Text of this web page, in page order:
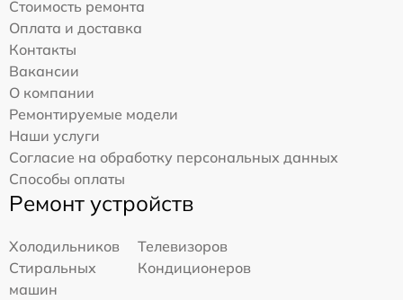
Стоимость ремонта
Оплата и доставка
Контакты
Вакансии
О компании
Ремонтируемые модели
Наши услуги
Согласие на обработку персональных данных
Способы оплаты
Ремонт устройств
Холодильников
Телевизоров
Стиральных
машин
Кондиционеров